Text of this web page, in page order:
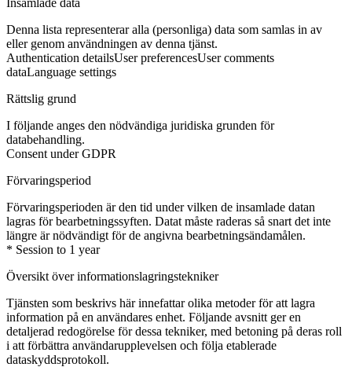
Denna lista representerar alla (personliga) data som samlas in av
eller genom användningen av denna tjänst.
Authentication detailsUser preferencesUser comments
dataLanguage settings
Rättslig grund
I följande anges den nödvändiga juridiska grunden för
databehandling.
Consent under GDPR
Förvaringsperiod
Förvaringsperioden är den tid under vilken de insamlade datan
lagras för bearbetningssyften. Datat måste raderas så snart det inte
längre är nödvändigt för de angivna bearbetningsändamålen.
* Session to 1 year
Översikt över informationslagringstekniker
Tjänsten som beskrivs här innefattar olika metoder för att lagra
information på en användares enhet. Följande avsnitt ger en
detaljerad redogörelse för dessa tekniker, med betoning på deras roll
i att förbättra användarupplevelsen och följa etablerade
dataskyddsprotokoll.